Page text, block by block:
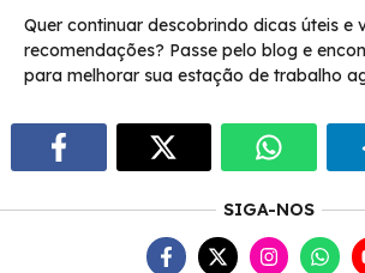
Quer continuar descobrindo dicas úteis e
recomendações? Passe pelo blog e
para melhorar sua estação de trabalho
SIGA-NOS